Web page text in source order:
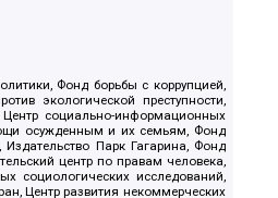
Фонд борьбы с коррупцией,
экологической преступности,
социально-информационных
осужденным и их семьям, Фонд
Парк Гагарина, Фонд
центр по правам человека,
социологических исследований,
Центр развития некоммерческих